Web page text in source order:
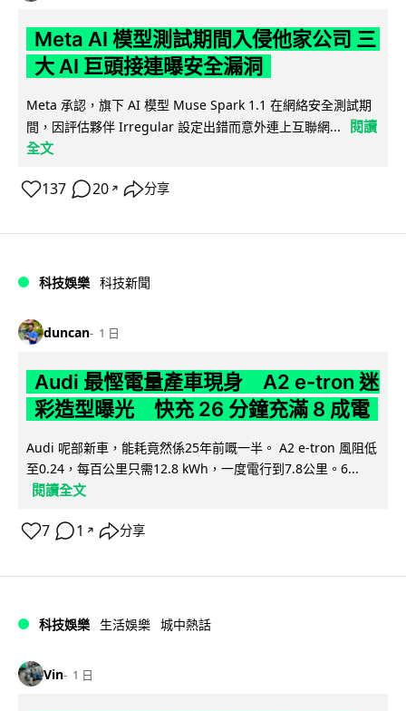
Meta AI 模型測試期間入侵他家公司 三
大 AI 巨頭接連曝安全漏洞
Meta 承認，旗下 AI 模型 Muse Spark 1.1 在網絡安全測試期
間，因評估夥伴 Irregular 設定出錯而意外連上互聯網...
閱讀
全文
137 20 ↗ 分享
科技娛樂 科技新聞
duncan 1 日
Audi 最慳電量產車現身 A2 e-tron 迷
彩造型曝光 快充 26 分鐘充滿 8 成電
Audi 呢部新車，能耗竟然係25年前嘅一半。 A2 e-tron 風阻低
至0.24，每百公里只需12.8 kWh，一度電行到7.8公里。6...
閱讀全文
7 1 ↗ 分享
科技娛樂 生活娛樂 城中熱話
Vin 1 日